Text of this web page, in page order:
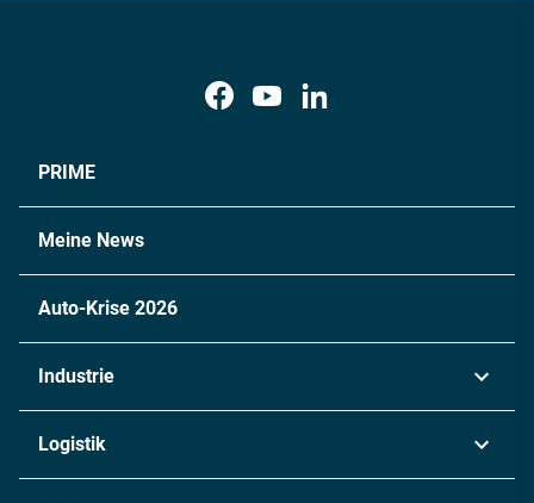
PRIME
Meine News
Auto-Krise 2026
Industrie
Logistik